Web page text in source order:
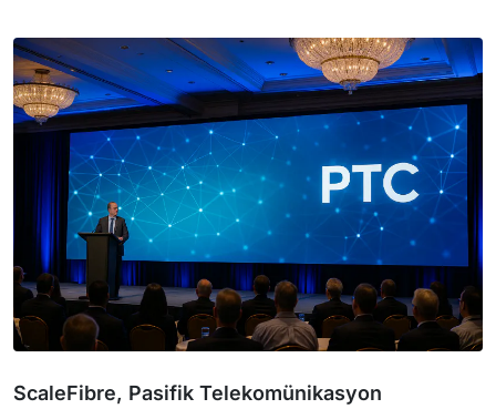
ScaleFibre, Pasifik Telekomünikasyon